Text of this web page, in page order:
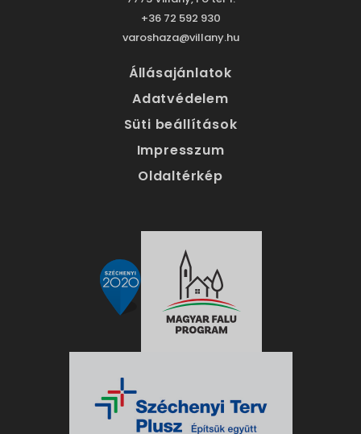
+36 72 592 930
varoshaza@villany.hu
Állásajánlatok
Adatvédelem
Süti beállítások
Impresszum
Oldaltérkép